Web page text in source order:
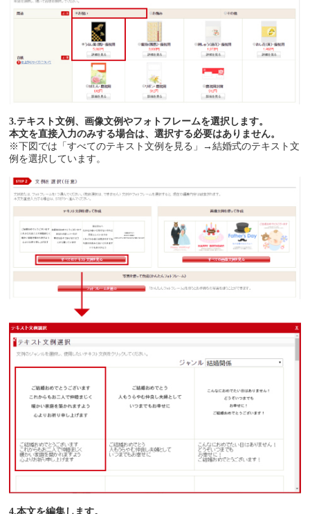
3.テキスト文例、画像文例やフォトフレームを選択します。
本文を直接入力のみする場合は、選択する必要はありません。
※下図では「すべてのテキスト文例を見る」→結婚式のテキスト文
例を選択しています。
4.本文を編集します。